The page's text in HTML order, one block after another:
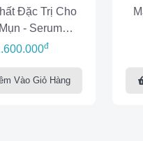
Đặc Trị Cho
- Serum
BioAcneđ
Vào Giỏ Hàng